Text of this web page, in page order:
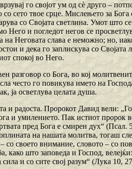
го својот ум од сѐ друго –
сето твое срце. Мислењето за Бога
со Својата светлина. Умот што
и погледот негов се
на Неговата слава е неможно; но,
и дека го заплискува со Својата
спокој во Него.
разговор со Бога, во кој
често го повикува името на
ја осветлува целата душа.
и радоста. Пророкот Давид вели:
и умилението. Пак истиот пророк
пред Бога е смирен дух“ (Псал.
на нашата молитва, тогаш
со своето внимание, словото – со
како што заповеда и Господ,
сила и со сите свој разум“ (Лука 10,